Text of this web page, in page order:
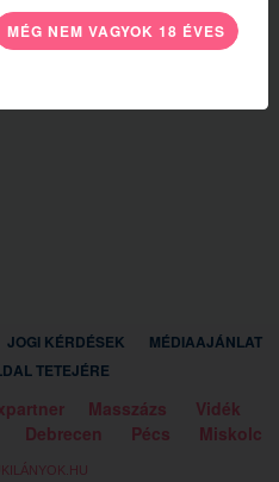
JOGI KÉRDÉSEK
MÉDIAAJÁNLAT
TETEJÉRE
Masszázs
Vidék
Debrecen Pécs Miskolc
MÉG NEM VAGYOK 18 ÉVES